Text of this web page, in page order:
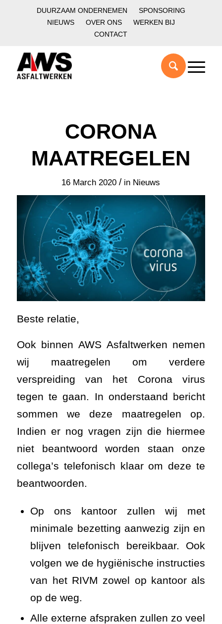
DUURZAAM ONDERNEMEN
SPONSORING
NIEUWS
OVER ONS
WERKEN BIJ
CONTACT
CORONA
MAATREGELEN
16 March 2020 / in Nieuws
Beste relatie,
Ook binnen AWS Asfaltwerken nemen
wij maatregelen om verdere
verspreiding van het Corona virus
tegen te gaan. In onderstaand bericht
sommen we deze maatregelen op.
Indien er nog vragen zijn die hiermee
niet beantwoord worden staan onze
collega’s telefonisch klaar om deze te
beantwoorden.
Op ons kantoor zullen wij met
minimale bezetting aanwezig zijn en
blijven telefonisch bereikbaar. Ook
volgen we de hygiënische instructies
van het RIVM zowel op kantoor als
op de weg.
Alle externe afspraken zullen zo veel